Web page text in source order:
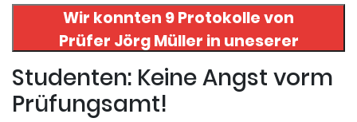
Wir konnten 9 Protokolle von
Prüfer Jörg Müller in uneserer
Datenbank finden. Hier
registrieren und die Protokolle
abrufen.
Studenten: Keine Angst vorm
Prüfungsamt!